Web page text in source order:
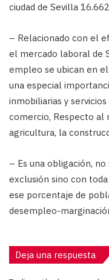
ciudad de Sevilla
– Relacionado con el
el mercado laboral de
empleo se ubican en
una especial
inmobiliarias y
comercio, Respecto al
agricultura, la
– Es una obligación,
exclusión sino con
ese porcentaje de
desempleo-
Deja una respuesta